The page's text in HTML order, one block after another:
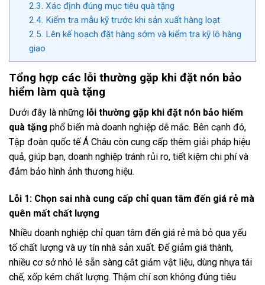
2.3. Xác định đúng mục tiêu quà tặng
2.4. Kiểm tra mẫu kỹ trước khi sản xuất hàng loạt
2.5. Lên kế hoạch đặt hàng sớm và kiểm tra kỹ lô hàng
giao
Tổng hợp các lỗi thường gặp khi đặt nón bảo
hiểm làm quà tặng
Dưới đây là những lỗi thường gặp khi đặt nón bảo hiểm
quà tặng phổ biến mà doanh nghiệp dễ mắc. Bên cạnh đó,
Tập đoàn quốc tế Á Châu còn cung cấp thêm giải pháp hiệu
quả, giúp bạn, doanh nghiệp tránh rủi ro, tiết kiệm chi phí và
đảm bảo hình ảnh thương hiệu.
Lỗi 1: Chọn sai nhà cung cấp chỉ quan tâm đến giá rẻ mà
quên mất chất lượng
Nhiều doanh nghiệp chỉ quan tâm đến giá rẻ mà bỏ qua yếu
tố chất lượng và uy tín nhà sản xuất. Để giảm giá thành,
nhiều cơ sở nhỏ lẻ sẵn sàng cắt giảm vật liệu, dùng nhựa tái
chế, xốp kém chất lượng. Thậm chí sơn không đúng tiêu